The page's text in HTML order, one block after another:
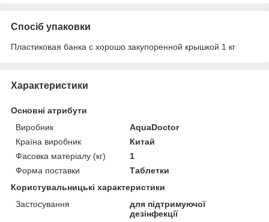
Спосіб упаковки
Пластиковая банка с хорошо закупоренной крышкой 1 кг
Характеристики
Основні атрибути
Виробник
AquaDoctor
Країна виробник
Китай
Фасовка матеріалу (кг)
1
Форма поставки
Таблетки
Користувальницькі характеристики
Застосування
для підтримуючої
дезінфекції